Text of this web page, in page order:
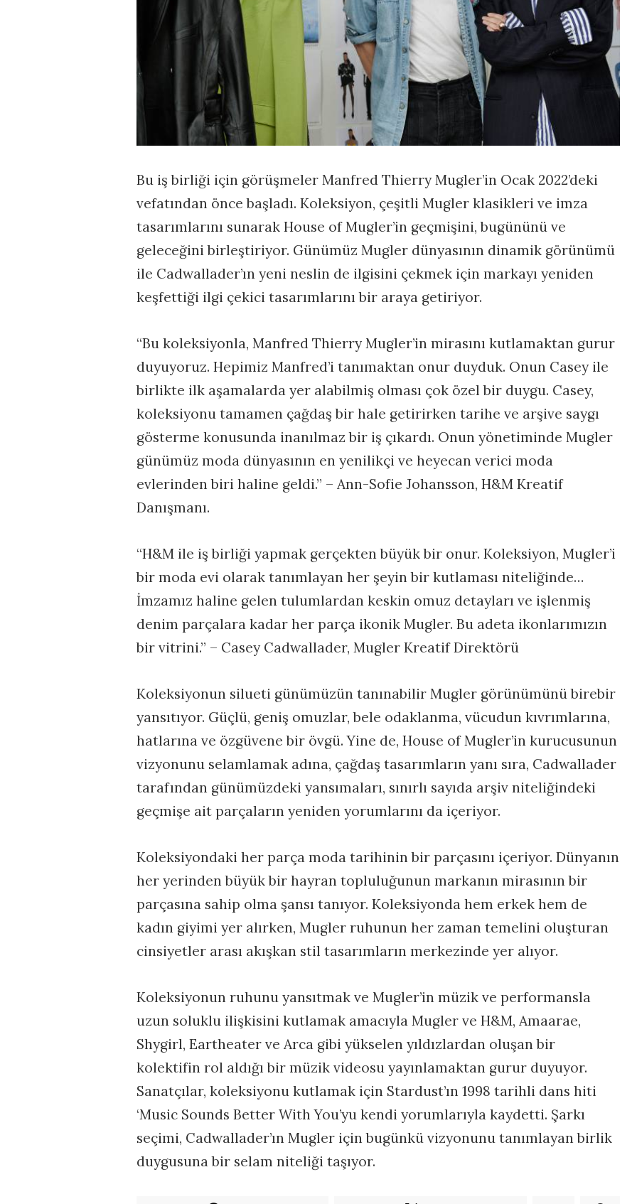
Bu iş birliği için görüşmeler Manfred Thierry Mugler’in Ocak 2022’deki
vefatından önce başladı. Koleksiyon, çeşitli Mugler klasikleri ve imza
tasarımlarını sunarak House of Mugler’in geçmişini, bugününü ve
geleceğini birleştiriyor. Günümüz Mugler dünyasının dinamik görünümü
ile Cadwallader’ın yeni neslin de ilgisini çekmek için markayı yeniden
keşfettiği ilgi çekici tasarımlarını bir araya getiriyor.
“Bu koleksiyonla, Manfred Thierry Mugler’in mirasını kutlamaktan gurur
duyuyoruz. Hepimiz Manfred’i tanımaktan onur duyduk. Onun Casey ile
birlikte ilk aşamalarda yer alabilmiş olması çok özel bir duygu. Casey,
koleksiyonu tamamen çağdaş bir hale getirirken tarihe ve arşive saygı
gösterme konusunda inanılmaz bir iş çıkardı. Onun yönetiminde Mugler
günümüz moda dünyasının en yenilikçi ve heyecan verici moda
evlerinden biri haline geldi.” – Ann-Sofie Johansson, H&M Kreatif
Danışmanı.
“H&M ile iş birliği yapmak gerçekten büyük bir onur. Koleksiyon, Mugler’i
bir moda evi olarak tanımlayan her şeyin bir kutlaması niteliğinde…
İmzamız haline gelen tulumlardan keskin omuz detayları ve işlenmiş
denim parçalara kadar her parça ikonik Mugler. Bu adeta ikonlarımızın
bir vitrini.” – Casey Cadwallader, Mugler Kreatif Direktörü
Koleksiyonun silueti günümüzün tanınabilir Mugler görünümünü birebir
yansıtıyor. Güçlü, geniş omuzlar, bele odaklanma, vücudun kıvrımlarına,
hatlarına ve özgüvene bir övgü. Yine de, House of Mugler’in kurucusunun
vizyonunu selamlamak adına, çağdaş tasarımların yanı sıra, Cadwallader
tarafından günümüzdeki yansımaları, sınırlı sayıda arşiv niteliğindeki
geçmişe ait parçaların yeniden yorumlarını da içeriyor.
Koleksiyondaki her parça moda tarihinin bir parçasını içeriyor. Dünyanın
her yerinden büyük bir hayran topluluğunun markanın mirasının bir
parçasına sahip olma şansı tanıyor. Koleksiyonda hem erkek hem de
kadın giyimi yer alırken, Mugler ruhunun her zaman temelini oluşturan
cinsiyetler arası akışkan stil tasarımların merkezinde yer alıyor.
Koleksiyonun ruhunu yansıtmak ve Mugler’in müzik ve performansla
uzun soluklu ilişkisini kutlamak amacıyla Mugler ve H&M, Amaarae,
Shygirl, Eartheater ve Arca gibi yükselen yıldızlardan oluşan bir
kolektifin rol aldığı bir müzik videosu yayınlamaktan gurur duyuyor.
Sanatçılar, koleksiyonu kutlamak için Stardust’ın 1998 tarihli dans hiti
‘Music Sounds Better With You’yu kendi yorumlarıyla kaydetti. Şarkı
seçimi, Cadwallader’ın Mugler için bugünkü vizyonunu tanımlayan birlik
duygusuna bir selam niteliği taşıyor.